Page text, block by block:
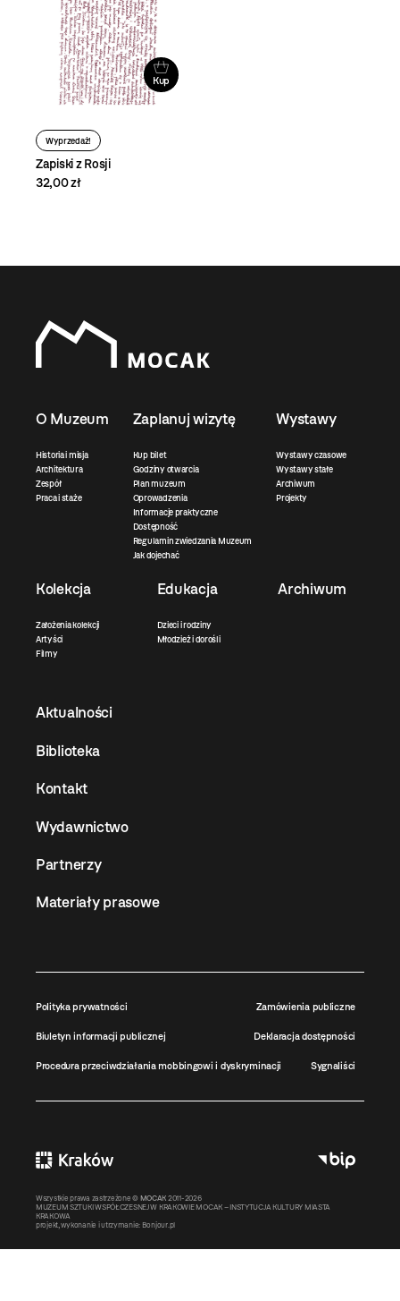
Kup
Wyprzedaż!
Zapiski z Rosji
32,00 zł
O Muzeum
Historia i misja
Architektura
Zespół
Praca i staże
Zaplanuj wizytę
Kup bilet
Godziny otwarcia
Plan muzeum
Oprowadzenia
Informacje praktyczne
Dostępność
Regulamin zwiedzania Muzeum
Jak dojechać
Wystawy
Wystawy czasowe
Wystawy stałe
Archiwum
Projekty
Kolekcja
Założenia kolekcji
Artyści
Filmy
Edukacja
Dzieci i rodziny
Młodzież i dorośli
Archiwum
Aktualności
Biblioteka
Kontakt
Wydawnictwo
Partnerzy
Materiały prasowe
Polityka prywatności Zamówienia publiczne
Biuletyn informacji publicznej Deklaracja dostępności
Procedura przeciwdziałania mobbingowi i dyskryminacji Sygnaliści
Wszystkie prawa zastrzeżone © MOCAK 2011-2026
MUZEUM SZTUKI WSPÓŁCZESNEJ W KRAKOWIE MOCAK – INSTYTUCJA KULTURY MIASTA
KRAKOWA
projekt, wykonanie i utrzymanie: Bonjour.pl